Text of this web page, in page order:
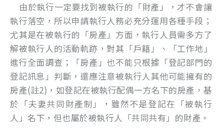
由於執行一定要找到被執行的「財產」，才不會讓
執行落空，所以申請執行人務必充分運用各種手段；
尤其是在被執行的「房產」方面，執行人員需多方了
解被執行人的活動軌跡，對其「戶籍」、「工作地」
進行全面調查；「房產」也不能只根據「登記部門的
登記訊息」判斷，還應注意被執行人其他可能擁有的
房產(註2)，如登記在被執行配偶一方名下的房產，基
於「夫妻共同財產制」，雖然不是登記在「被執行
人」名下，但也屬於被執行人「共同共有」的財產。